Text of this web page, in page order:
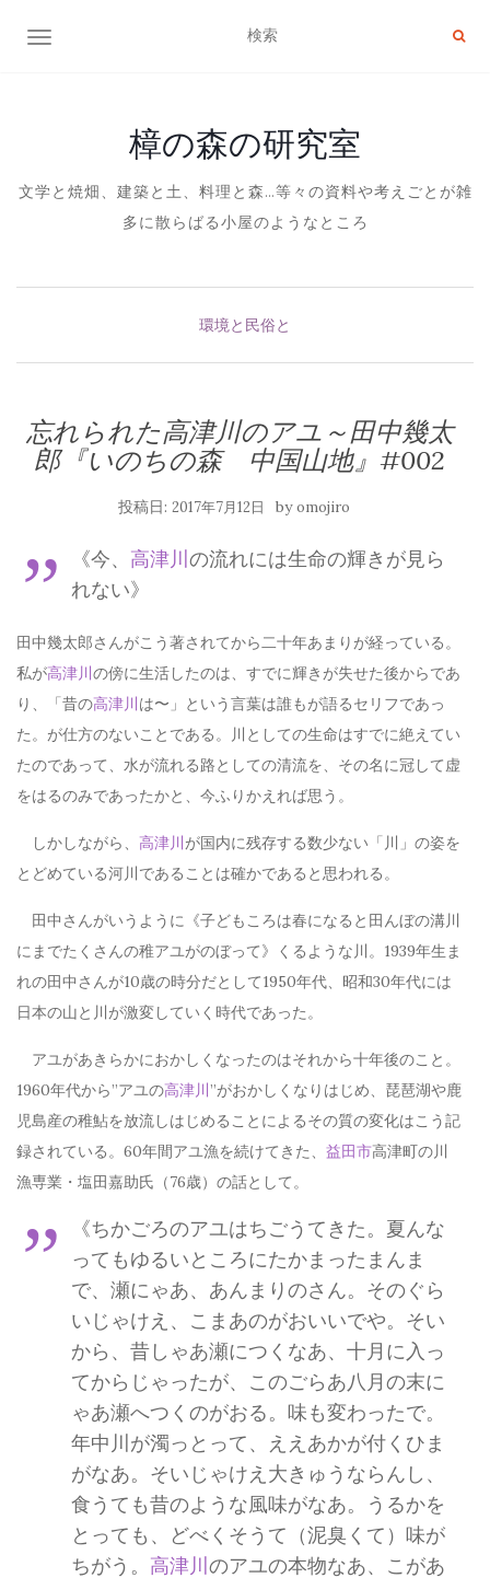
ナビゲーション切り替え
樟の森の研究室
文学と焼畑、建築と土、料理と森…等々の資料や考えごとが雑
多に散らばる小屋のようなところ
環境と民俗と
忘れられた高津川のアユ～田中幾太
郎『いのちの森 中国山地』#002
投稿日: 2017年7月12日 byomojiro
《今、 高津川 の流れには生命の輝きが見ら
れない》
田中幾太郎さんがこう著されてから二十年あまりが経っている。
私が高津川の傍に生活したのは、すでに輝きが失せた後からであ
り、「昔の高津川は〜」という言葉は誰もが語るセリフであっ
た。が仕方のないことである。川としての生命はすでに絶えてい
たのであって、水が流れる路としての清流を、その名に冠して虚
をはるのみであったかと、今ふりかえれば思う。
しかしながら、 高津川が国内に残存する数少ない「川」の姿を
とどめている河川であることは確かであると思われる。
田中さんがいうように《子どもころは春になると田んぼの溝川
にまでたくさんの稚アユがのぼって》くるような川。1939年生ま
れの田中さんが10歳の時分だとして1950年代、昭和30年代には
日本の山と川が激変していく時代であった。
アユがあきらかにおかしくなったのはそれから十年後のこと。
1960年代から”アユの高津川”がおかしくなりはじめ、琵琶湖や鹿
児島産の稚鮎を放流しはじめることによるその質の変化はこう記
録されている。60年間アユ漁を続けてきた、 益田市高津町の川
漁専業・塩田嘉助氏（76歳）の話として。
《ちかごろのアユはちごうてきた。夏んな
ってもゆるいところにたかまったまんま
で、瀬にゃあ、あんまりのさん。そのぐら
いじゃけえ、こまあのがおいいでや。そい
から、昔しゃあ瀬につくなあ、十月に入っ
てからじゃったが、このごらあ八月の末に
ゃあ瀬へつくのがおる。味も変わったで。
年中川が濁っとって、ええあかが付くひま
がなあ。そいじゃけえ大きゅうならんし、
食うても昔のような風味がなあ。うるかを
とっても、どべくそうて（泥臭くて）味が
ちがう。 高津川 のアユの本物なあ、こがあ